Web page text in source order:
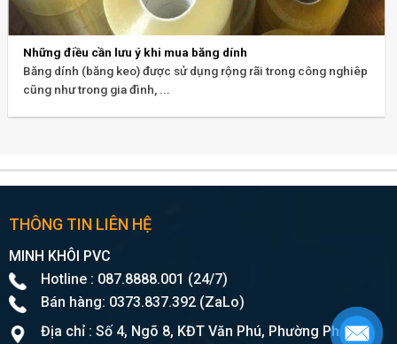
Những điều cần lưu ý khi mua băng dính
Băng dính (băng keo) được sử dụng rộng rãi trong công nghiêp
cũng như trong gia đình, ...
THÔNG TIN LIÊN HỆ
MINH KHÔI PVC
Hotline : 087.8888.001 (24/7)
Bán hàng: 0373.837.392 (ZaLo)
Địa chỉ : Số 4, Ngõ 8, KĐT Văn Phú, Phường Phú La,